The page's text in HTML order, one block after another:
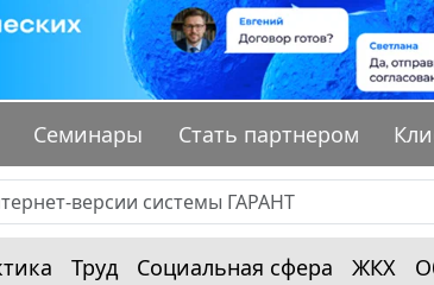
Семинары Стать партнером
Труд Социальная сфера ЖКХ